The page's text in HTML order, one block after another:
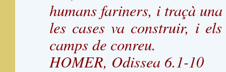
humans fariners, i traçà
les cases va construir, i
camps de conreu.
HOMER, Odissea 6.1-10